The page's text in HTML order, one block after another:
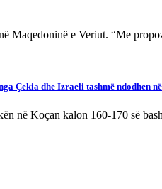
Maqedoninë e Veriut. “Me
Çekia dhe Izraeli tashmë ndodhen
në Koçan kalon 160-170 së